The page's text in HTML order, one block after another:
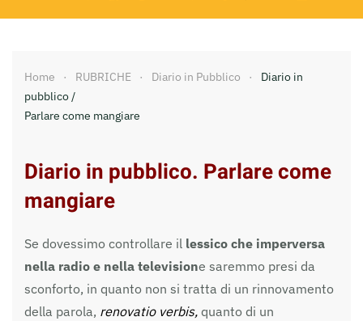
Home RUBRICHE Diario in Pubblico
Diario in
pubblico /
Parlare come mangiare
Diario in pubblico. Parlare come
mangiare
Se dovessimo controllare il lessico che imperversa
nella radio e nella televisione saremmo presi da
sconforto, in quanto non si tratta di un rinnovamento
della parola, renovatio verbis, quanto di un